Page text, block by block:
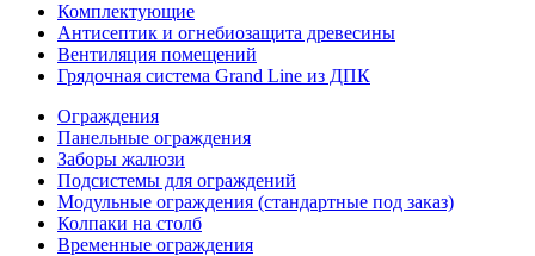
Комплектующие
Антисептик и огнебиозащита древесины
Вентиляция помещений
Грядочная система Grand Line из ДПК
Ограждения
Панельные ограждения
Заборы жалюзи
Подсистемы для ограждений
Модульные ограждения (стандартные под заказ)
Колпаки на столб
Временные ограждения